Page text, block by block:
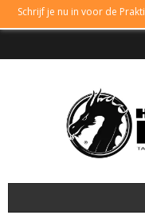
Schrijf je nu in voor de